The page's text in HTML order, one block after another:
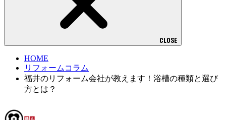
CLOSE
HOME
リフォームコラム
福井のリフォーム会社が教えます！浴槽の種類と選び
方とは？